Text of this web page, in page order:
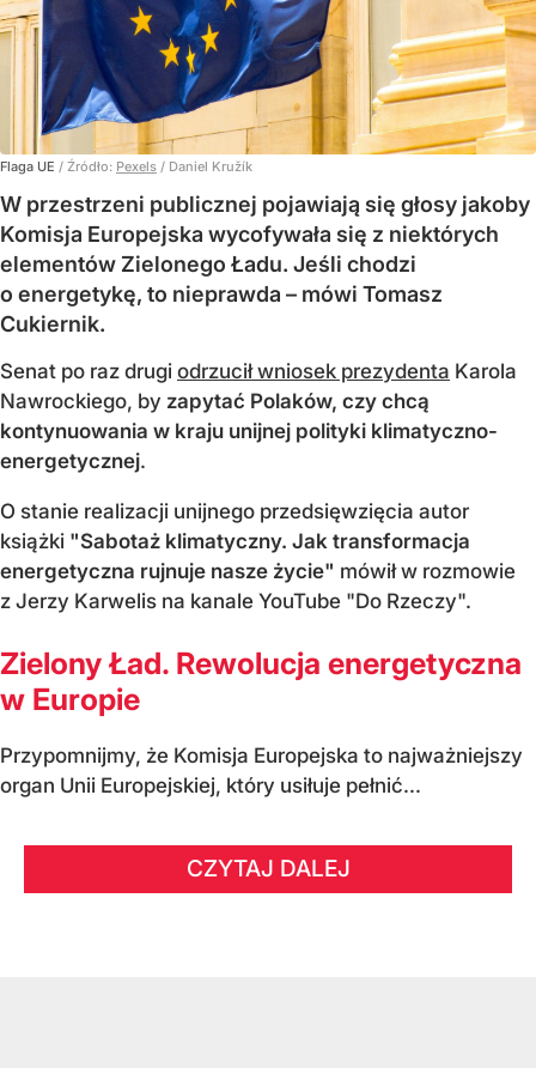
Flaga UE / Źródło: Pexels / Daniel Kružík
W przestrzeni publicznej pojawiają się głosy jakoby
Komisja Europejska wycofywała się z niektórych
elementów Zielonego Ładu. Jeśli chodzi
o energetykę, to nieprawda – mówi Tomasz
Cukiernik.
Senat po raz drugi odrzucił wniosek prezydenta Karola
Nawrockiego, by zapytać Polaków, czy chcą
kontynuowania w kraju unijnej polityki klimatyczno-
energetycznej.
O stanie realizacji unijnego przedsięwzięcia autor
książki "Sabotaż klimatyczny. Jak transformacja
energetyczna rujnuje nasze życie" mówił w rozmowie
z Jerzy Karwelis na kanale YouTube "Do Rzeczy".
Zielony Ład. Rewolucja energetyczna
w Europie
Przypomnijmy, że Komisja Europejska to najważniejszy
organ Unii Europejskiej, który usiłuje pełnić...
CZYTAJ DALEJ